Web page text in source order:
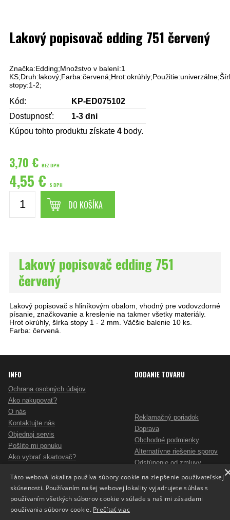
Lakový popisovač edding 751 červený
Značka:Edding;Množstvo v balení:1
stopy:1-2;
Kód:
KP-ED075102
Dostupnosť:
1-3 dni
Kúpou tohto produktu získate 4 body.
3,70 € BEZ DPH
4,55 € S DPH
DO KOŠÍKA
Lakový popisovač edding 751
červený
Lakový popisovač s hliníkovým obalom, vhodný pre vodovzdorné
písanie, značkovanie a kreslenie na takmer všetky materiály.
Hrot okrúhly, šírka stopy 1 - 2 mm. Väčšie balenie 10 ks.
Farba: červená.
INFO DODANIE TOVARU
Ochrana osobných údajov
Ako nakupovať?
O nás
Kontaktujte nás
Objednaj servis
Pošlite mi ponuku
Ako vybrať skartovač?
Potlač reklamných predmetov
Cookies
Reklamačný poriadok
Doprava
Obchodné podmienky
Alternatívne riešenie sporov
Odstúpenie od zmluvy
Táto webová lokalita používa súbory cookie na zlepšenie používateľskej
skúsenosti. Používaním našej webovej lokality vyjadrujete súhlas s
používaním všetkých súborov cookie v súlade s našimi zásadami
používania súborov cookie. Prečítať viac